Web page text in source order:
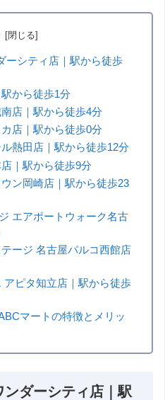
ーシティ店｜駅から徒歩
から徒歩1分
店｜駅から徒歩4分
店｜駅から徒歩0分
熱田店｜駅から徒歩12分
｜駅から徒歩9分
ン岡崎店｜駅から徒歩23
エアポートウォーク名古
ージ 名古屋パルコ西館店
ピタ知立店｜駅から徒歩
マートの特徴とメリッ
ダーシティ店｜駅